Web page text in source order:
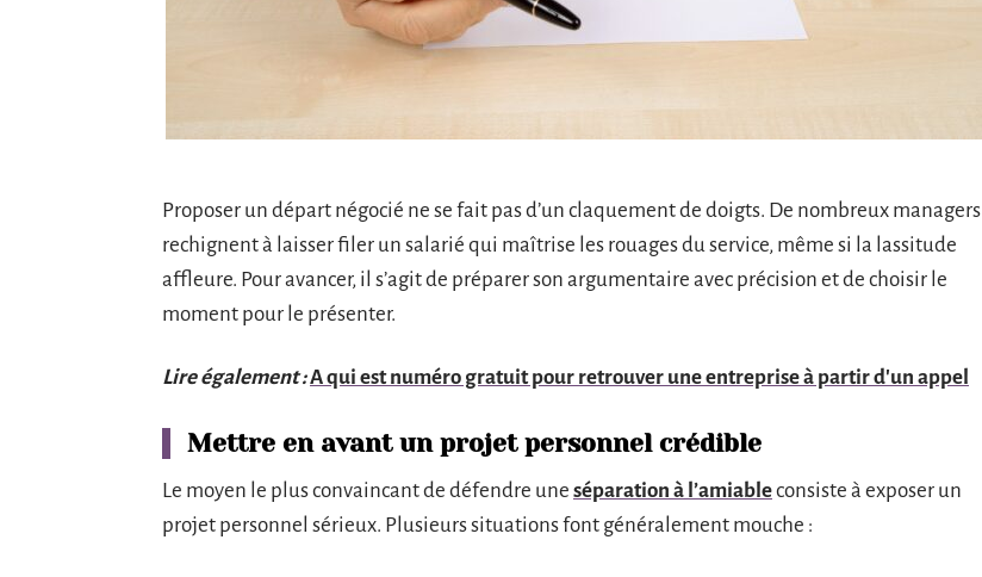
Proposer un départ négocié ne se fait pas d’un claquement de doigts. De nombreux managers
rechignent à laisser filer un salarié qui maîtrise les rouages du service, même si la lassitude
affleure. Pour avancer, il s’agit de préparer son argumentaire avec précision et de choisir le
moment pour le présenter.
Lire également :A qui est numéro gratuit pour retrouver une entreprise à partir d'un appel
Mettre en avant un projet personnel crédible
Le moyen le plus convaincant de défendre une séparation à l’amiableconsiste à exposer un
projet personnel sérieux. Plusieurs situations font généralement mouche :